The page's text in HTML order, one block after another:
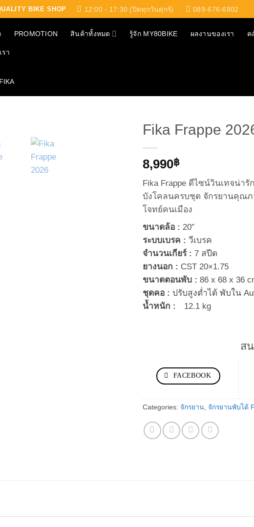
BIKE SHOP 12:00 - 17:30 (ปิดทุกวันศุกร์) 089-676-6802
PROMOTION สินค้าทั้งหมด รู้จัก MY80BIKE ผลงานของเรา ค
รา
Fika Frappe
8,990฿
Fika Frappe ดีไซน์วินเทจน่า
บังโคลนครบชุด จักรยานคุณ
โจทย์คนเมือง
ขนาดล้อ : 20″
ระบบเบรค : วีเบรค
จำนวนเกียร์ : 7 สปีด
ยางนอก : CST 20×1.75
ขนาดตอนพับ : 86 x 68 x 36
ชุดคอ : ปรับสูงต่ำได้ พับใน
น้ำหนัก : 12.1 kg
ส
FACEBOOK
Categories: จักรยาน จักรยานพับได้